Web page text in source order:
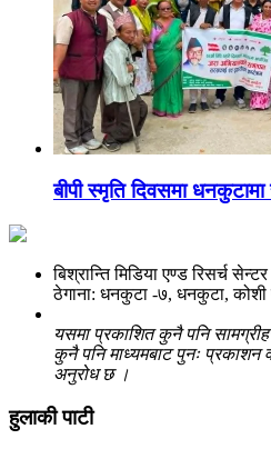
बीपी स्मृति दिवसमा
बिश्रान्ति मिडिया एण्ड रिसर्च
ठेगाना: धनकुटा -७, धनकुटा,
यसमा प्रकाशित कुनै पनि
कुनै पनि माध्यमबाट पुनः प्रकाशन
अनुरोध छ ।
हुलाकी पाटी